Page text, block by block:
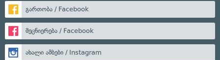
გართობა / Facebook
მეცნიერება / Facebook
ახალი ამბები / Instagram